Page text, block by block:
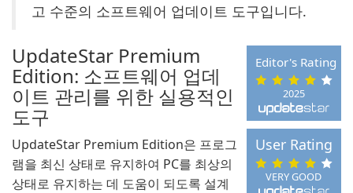
고 수준의 소프트웨어 업데이트 도구입니다.
2025
Editor's Rating
VERY GOOD
User Rating
UpdateStar Premium
Edition: 소프트웨어 업데
이트 관리를 위한 실용적인
도구
UpdateStar Premium Edition은 프로그
램을 최신 상태로 유지하여 PC를 최상의
상태로 유지하는 데 도움이 되도록 설계